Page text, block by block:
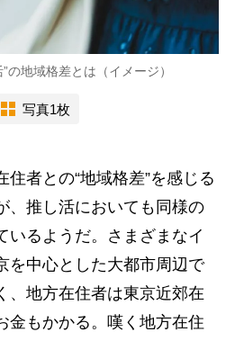
の地域格差とは（イメージ）
写真1枚
者との“地域格差”を感じる
、推し活においても同様の
いるようだ。さまざまなイ
を中心とした大都市周辺で
、地方在住者は東京近郊在
金もかかる。嘆く地方在住